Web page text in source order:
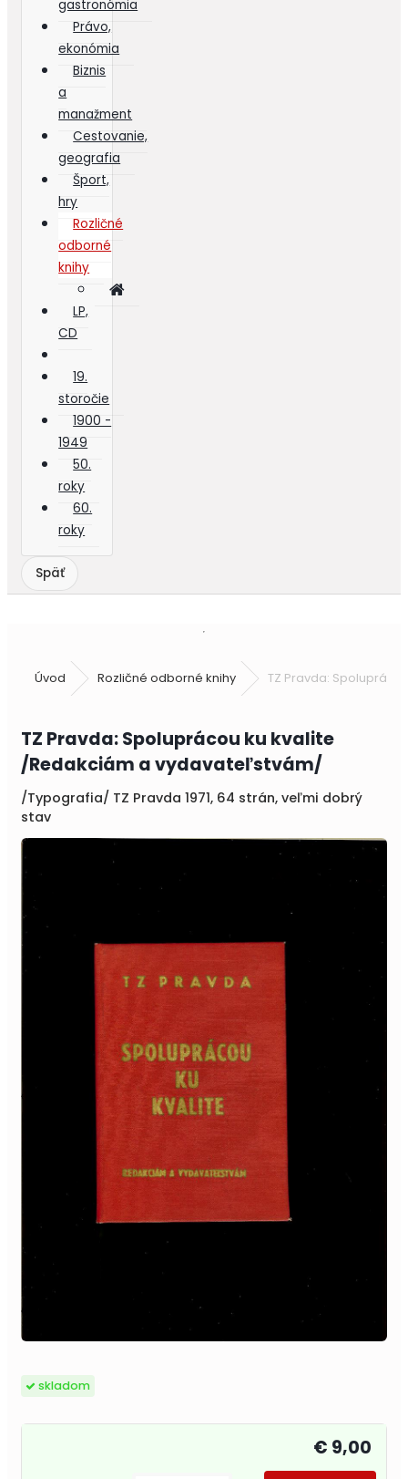
gastronómia
Právo,
ekonómia
Biznis
a
manažment
Cestovanie,
geografia
Šport,
hry
Rozličné
odborné
knihy
LP,
CD
19.
storočie
1900 -
1949
50.
roky
60.
roky
Úvod Rozličné odborné knihy TZ Pravda:
TZ Pravda: Spoluprácou ku kvalite
/Redakciám a vydavateľstvám/
/Typografia/ TZ Pravda 1971, 64 strán, veľmi dobrý
stav
skladom
€ 9,00